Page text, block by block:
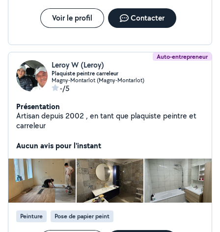
Voir le profil Contacter
Auto-entrepreneur
Leroy W (Leroy)
Plaquiste peintre carreleur
Magny-Montarlot (Magny-Montarlot)
-/5
Présentation
Artisan depuis 2002 , en tant que plaquiste peintre et
carreleur
Aucun avis pour l'instant
Peinture Pose de papier peint